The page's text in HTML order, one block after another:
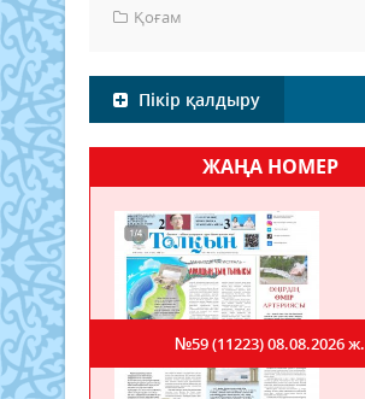
Қоғам
Пікір қалдыру
ЖАҢА НОМЕР
№59 (11223)08.08.2026 ж.